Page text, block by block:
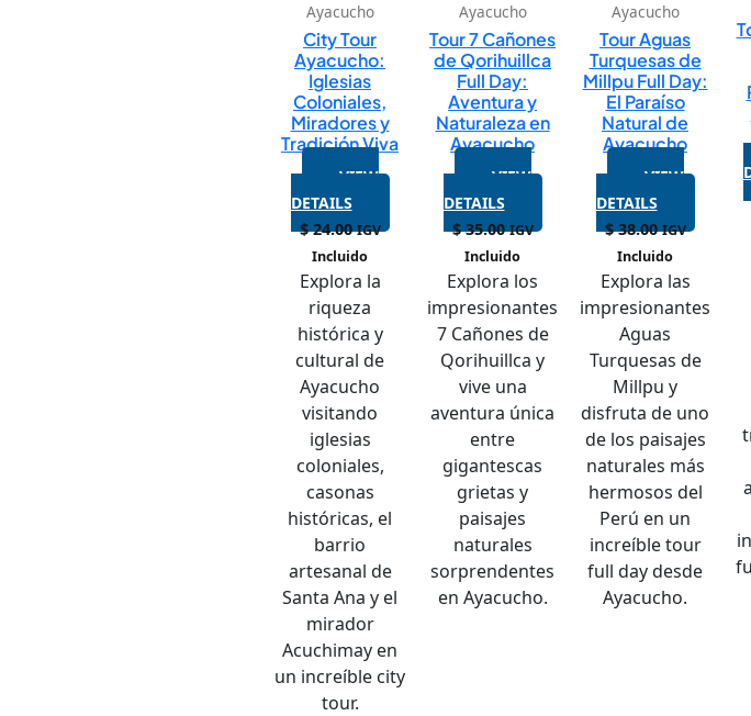
Ayacucho
City Tour
Ayacucho:
Iglesias
Coloniales,
Miradores y
Tradición Viva
VIEW
DETAILS
$24.00 IGV
Incluido
Explora la
riqueza
histórica y
cultural de
Ayacucho
visitando
iglesias
coloniales,
casonas
históricas, el
barrio
artesanal de
Santa Ana y el
mirador
Acuchimay en
un increíble city
tour.
Ayacucho
Tour 7 Cañones
de Qorihuillca
Full Day:
Aventura y
Naturaleza en
Ayacucho
VIEW
DETAILS
$35.00 IGV
Incluido
Explora los
impresionantes
7 Cañones de
Qorihuillca y
vive una
aventura única
entre
gigantescas
grietas y
paisajes
naturales
sorprendentes
en Ayacucho.
Ayacucho
Tour Aguas
Turquesas de
Millpu Full Day:
El Paraíso
Natural de
Ayacucho
VIEW
DETAILS
$38.00 IGV
Incluido
Explora las
impresionantes
Aguas
Turquesas de
Millpu y
disfruta de uno
de los paisajes
naturales más
hermosos del
Perú en un
increíble tour
full day desde
Ayacucho.